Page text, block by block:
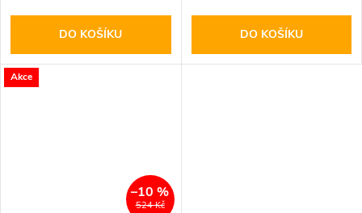
DO KOŠÍKU DO KOŠÍKU
Akce
524 Kč
–10 %